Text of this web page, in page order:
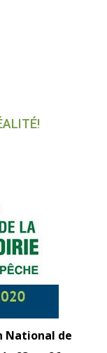
National de